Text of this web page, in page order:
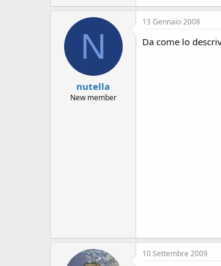
N
nutella
New member
13 Gennaio 2008
Da come lo
10 Settembre 2009